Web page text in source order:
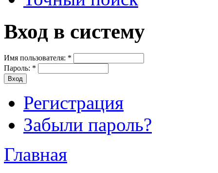
Вход в систему
Имя пользователя: *
Пароль: *
Регистрация
Забыли пароль?
Главная